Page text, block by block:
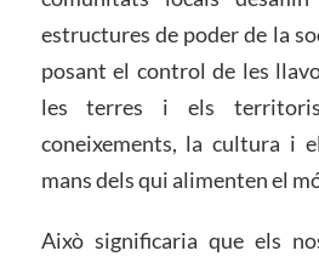
estructures de poder de la
posant el control de les
les terres i els
coneixements, la cultura i
mans dels qui alimenten el
Això significaria que els